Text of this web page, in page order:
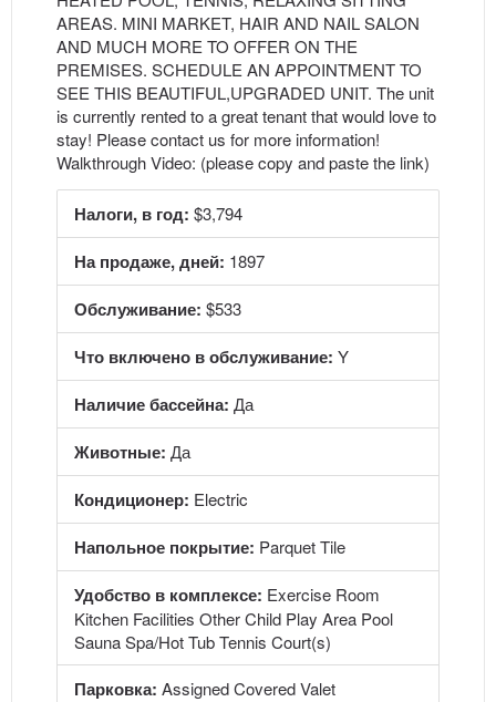
AREAS. MINI MARKET, HAIR AND NAIL SALON
AND MUCH MORE TO OFFER ON THE
PREMISES. SCHEDULE AN APPOINTMENT TO
SEE THIS BEAUTIFUL,UPGRADED UNIT. The unit
is currently rented to a great tenant that would love to
stay! Please contact us for more information!
Walkthrough Video: (please copy and paste the link)
Налоги, в год: $3,794
На продаже, дней: 1897
Обслуживание: $533
Что включено в обслуживание: Y
Наличие бассейна: Да
Животные: Да
Кондиционер: Electric
Напольное покрытие: Parquet Tile
Удобство в комплексе: Exercise Room
Kitchen Facilities Other Child Play Area Pool
Sauna Spa/Hot Tub Tennis Court(s)
Парковка: Assigned Covered Valet